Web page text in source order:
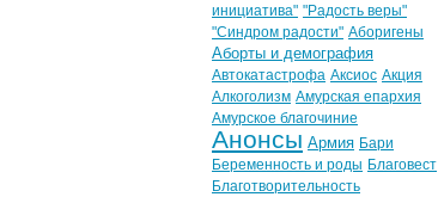
инициатива" "Радость веры"
"Синдром радости" Аборигены
Аборты и демография
Автокатастрофа Аксиос Акция
Алкоголизм Амурская епархия
Амурское благочиние
Анонсы Армия Бари
Беременность и роды Благовест
Благотворительность